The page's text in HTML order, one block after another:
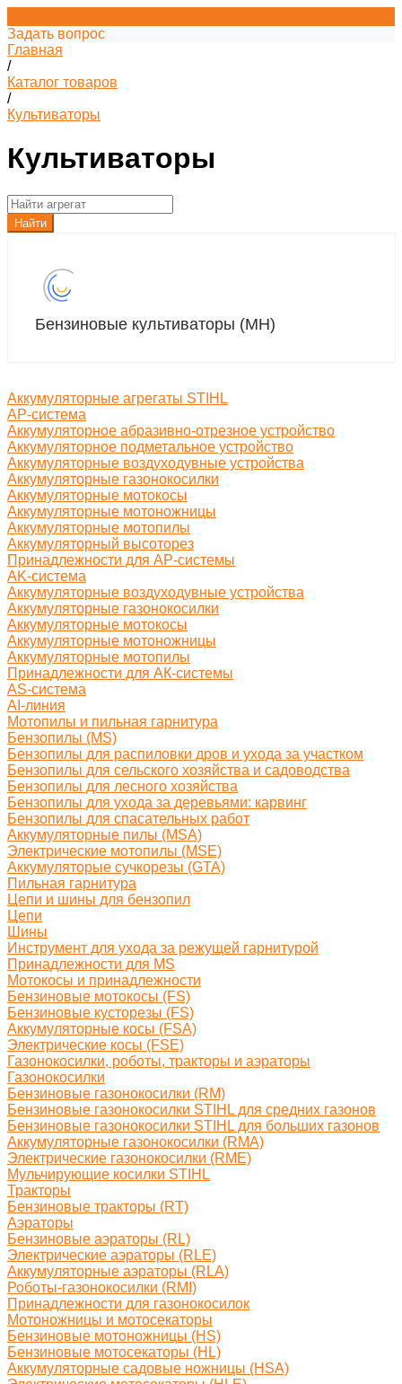
Задать вопрос
Главная
/
Каталог товаров
/
Культиваторы
Культиваторы
Найти
Бензиновые культиваторы (MH)
Аккумуляторные агрегаты STIHL
AP-система
Аккумуляторное абразивно-отрезное устройство
Аккумуляторное подметальное устройство
Аккумуляторные воздуходувные устройства
Аккумуляторные газонокосилки
Аккумуляторные мотокосы
Аккумуляторные мотоножницы
Аккумуляторные мотопилы
Аккумуляторный высоторез
Принадлежности для AP-системы
AK-система
Аккумуляторные воздуходувные устройства
Аккумуляторные газонокосилки
Аккумуляторные мотокосы
Аккумуляторные мотоножницы
Аккумуляторные мотопилы
Принадлежности для АК-системы
AS-система
AI-линия
Мотопилы и пильная гарнитура
Бензопилы (MS)
Бензопилы для распиловки дров и ухода за участком
Бензопилы для сельского хозяйства и садоводства
Бензопилы для лесного хозяйства
Бензопилы для ухода за деревьями: карвинг
Бензопилы для спасательных работ
Аккумуляторные пилы (MSA)
Электрические мотопилы (MSE)
Аккумуляторые сучкорезы (GTA)
Пильная гарнитура
Цепи и шины для бензопил
Цепи
Шины
Инструмент для ухода за режущей гарнитурой
Принадлежности для MS
Мотокосы и принадлежности
Бензиновые мотокосы (FS)
Бензиновые кусторезы (FS)
Аккумуляторные косы (FSA)
Электрические косы (FSE)
Газонокосилки, роботы, тракторы и аэраторы
Газонокосилки
Бензиновые газонокосилки (RM)
Бензиновые газонокосилки STIHL для средних газонов
Бензиновые газонокосилки STIHL для больших газонов
Аккумуляторные газонокосилки (RMA)
Электрические газонокосилки (RME)
Мульчирующие косилки STIHL
Тракторы
Бензиновые тракторы (RT)
Аэраторы
Бензиновые аэраторы (RL)
Электрические аэраторы (RLE)
Аккумуляторные аэраторы (RLA)
Роботы-газонокосилки (RMI)
Принадлежности для газонокосилок
Мотоножницы и мотосекаторы
Бензиновые мотоножницы (HS)
Бензиновые мотосекаторы (HL)
Аккумуляторные садовые ножницы (HSA)